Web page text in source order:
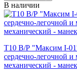
В наличии
Т10 В/Р "Максим I-
сердечно-легочной
механический -